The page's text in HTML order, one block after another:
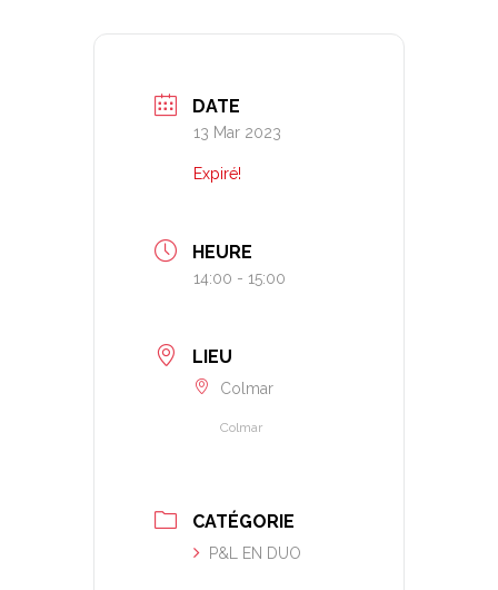
DATE
13 Mar 2023
Expiré!
HEURE
14:00 - 15:00
LIEU
Colmar
Colmar
CATÉGORIE
P&L EN DUO